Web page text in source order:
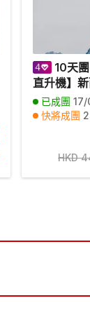
10天
直升機】
古英倫有軌
摩鐘乳石及
文化及地
恩斯勞號
直升機
已成團 17/
快將成團
HKD